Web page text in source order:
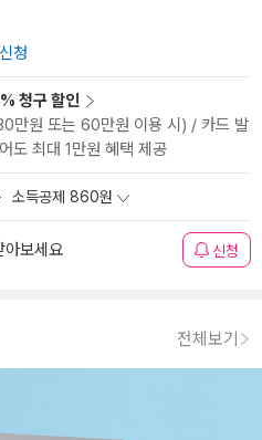
청
청구 할인
만원 또는 60만원 이용 시) / 카드 발
도 최대 1만원 혜택 제공
소득공제 860원
아보세요 신청
전체보기